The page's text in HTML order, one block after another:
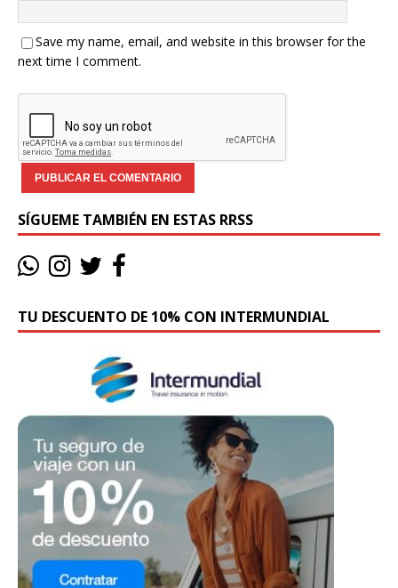
Save my name, email, and website in this browser for the
next time I comment.
SÍGUEME TAMBIÉN EN ESTAS RRSS
TU DESCUENTO DE 10% CON INTERMUNDIAL